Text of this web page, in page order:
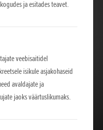
ja esitades teavet.
veebisaitidel
isikule asjakohaseid
avaldajate ja
jaoks väärtuslikumaks.